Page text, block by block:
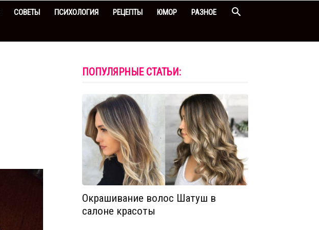
СОВЕТЫ ПСИХОЛОГИЯ РЕЦЕПТЫ ЮМОР РАЗНОЕ
ПОПУЛЯРНЫЕ СТАТЬИ:
Окрашивание волос Шатуш в
салоне красоты